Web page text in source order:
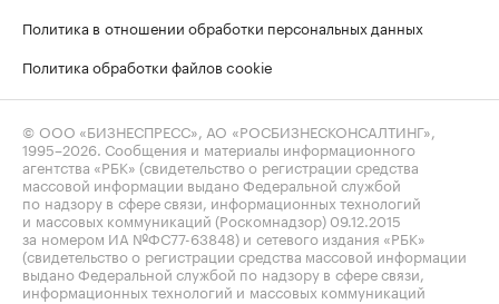
Политика в отношении обработки персональных данных
Политика обработки файлов cookie
© ООО «БИЗНЕСПРЕСС», АО «РОСБИЗНЕСКОНСАЛТИНГ»,
1995–2026 . Сообщения и материалы информационного
агентства «РБК» (свидетельство о регистрации средства
массовой информации выдано Федеральной службой
по надзору в сфере связи, информационных технологий
и массовых коммуникаций (Роскомнадзор) 09.12.2015
за номером ИА №ФС77-63848) и сетевого издания «РБК»
(свидетельство о регистрации средства массовой информации
выдано Федеральной службой по надзору в сфере связи,
информационных технологий и массовых коммуникаций